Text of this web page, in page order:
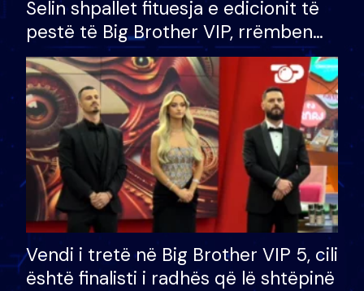
Selin shpallet fituesja e edicionit të
pestë të Big Brother VIP, rrëmben
çmimin e madh prej 100 mijë eurosh
Vendi i tretë në Big Brother VIP 5, cili
është finalisti i radhës që lë shtëpinë